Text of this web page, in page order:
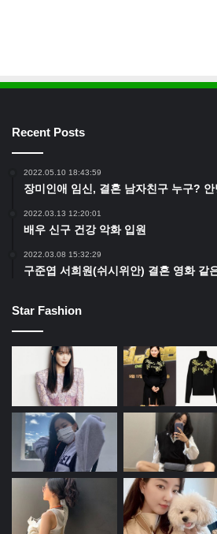
Recent Posts
2022.05.10 18:43:59
장미인애 임신, 결혼 남자친구 누구?
2022.03.13 12:20:01
배우 신구 건강 악화 입원
2022.03.08 15:32:29
구준엽 서희원(쉬시위안) 결혼 영화 같
Star Fashion